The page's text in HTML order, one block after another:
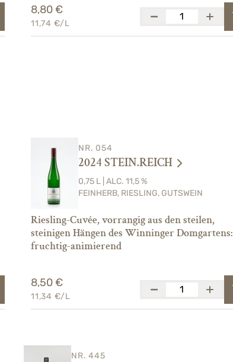
8,80 €
11,74 €/L
NR. 054
2024 STEIN.REICH
0,75 L | ALC. 11,5 %
FEINHERB, RIESLING, GUTSWEIN
Riesling-Cuvée, vorrangig aus den steilen,
steinigen Hängen des Winninger Domgartens:
fruchtig-animierend
8,50 €
11,34 €/L
NR. 445